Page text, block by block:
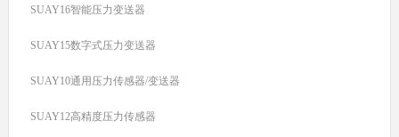
SUAY16智能压力变送器
SUAY15数字式压力变送器
SUAY10通用压力传感器/变送器
SUAY12高精度压力传感器